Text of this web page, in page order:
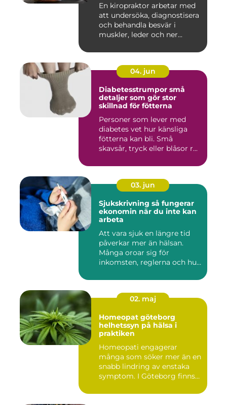
En kiropraktor arbetar med
att undersöka, diagnostisera
och behandla besvär i
muskler, leder och ner...
04. jun
Diabetesstrumpor små
detaljer som gör stor
skillnad för fötterna
Personer som lever med
diabetes vet hur känsliga
fötterna kan bli. Små
skavsår, tryck eller blåsor r...
03. jun
Sjukskrivning så fungerar
ekonomin när du inte kan
arbeta
Att vara sjuk en längre tid
påverkar mer än hälsan.
Många oroar sig för
inkomsten, reglerna och hur
02. maj
Homeopat göteborg
helhetssyn på hälsa i
praktiken
Homeopati engagerar
många som söker mer än en
snabb lindring av enstaka
symptom. I Göteborg finns